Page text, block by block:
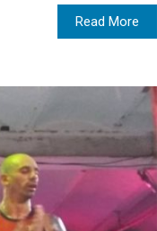
Read More